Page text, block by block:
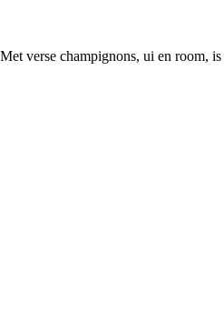
verse champignons, ui en room,